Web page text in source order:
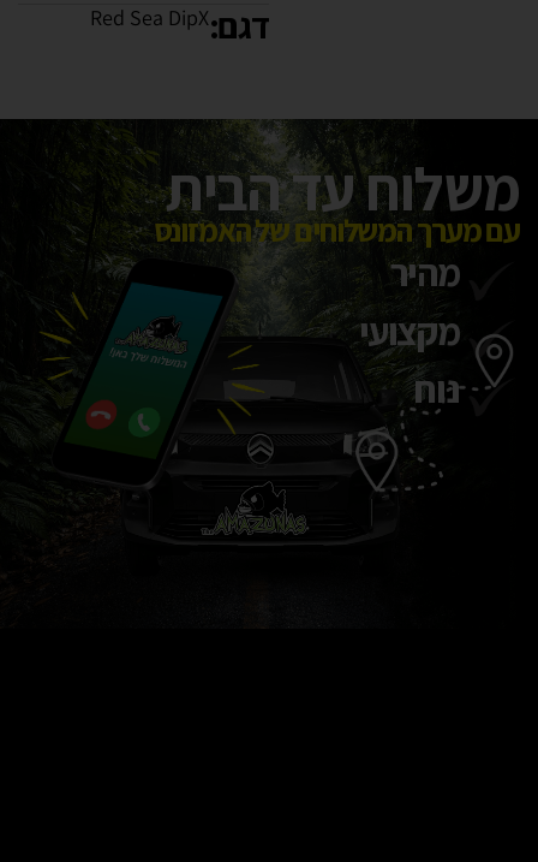
דגם:Red Sea DipX
משלוח עד הבית
עם מערך המשלוחים של האמזונס
מהיר
מקצועי
נוח